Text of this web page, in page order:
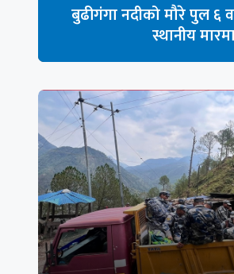
बुढीगंगा नदीको मौरे पुल ६
स्थानीय